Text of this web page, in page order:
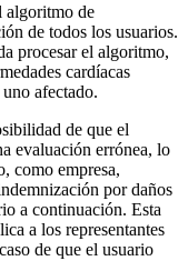
algoritmo de
de todos los usuarios.
procesar el algoritmo,
cardíacas
afectado.
de que el
evaluación errónea, lo
como empresa,
por daños
a continuación. Esta
a los representantes
de que el usuario